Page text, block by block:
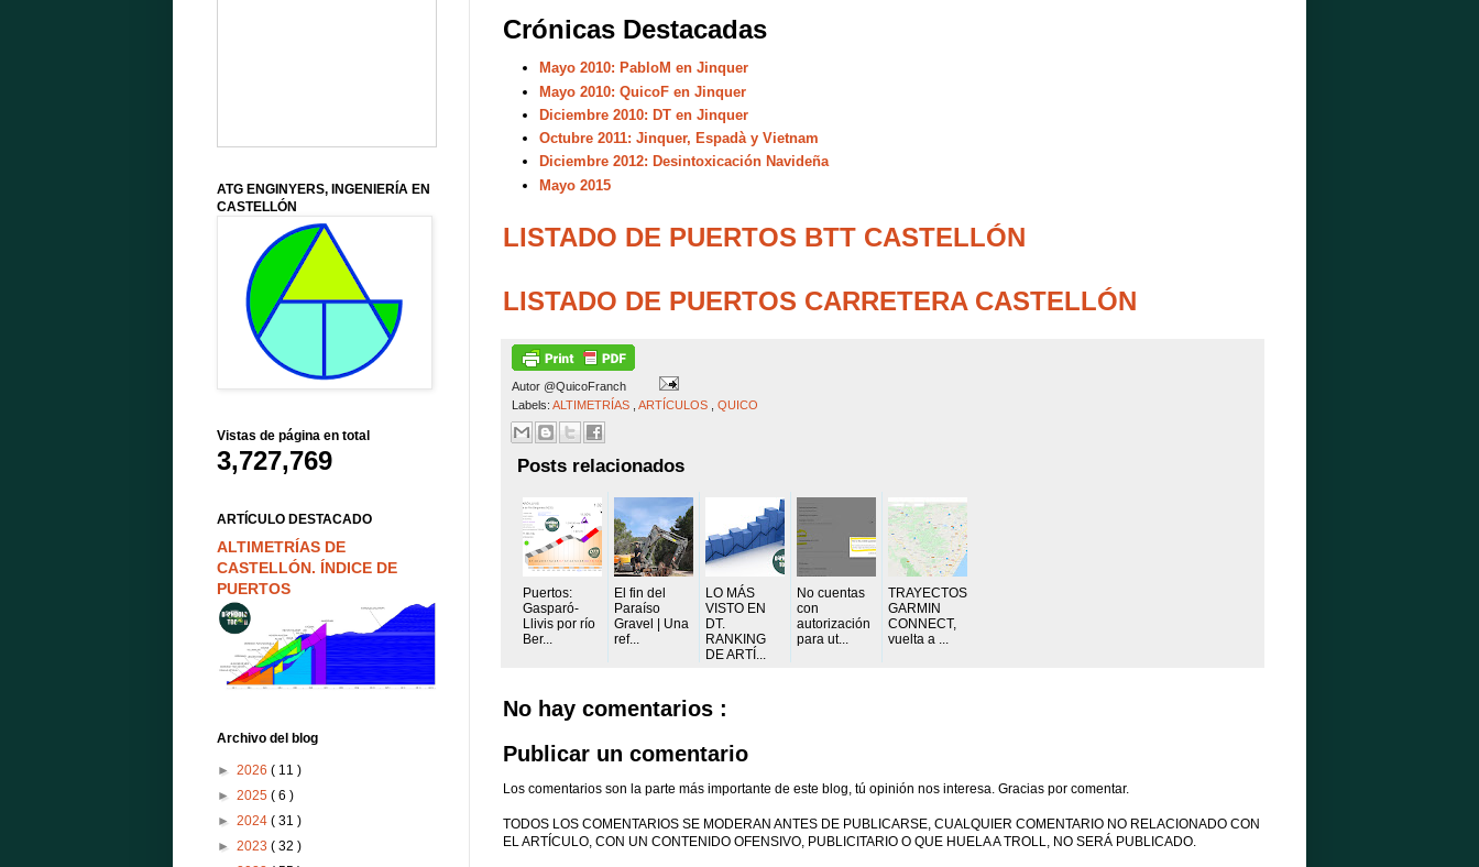
Crónicas Destacadas
Mayo 2010: PabloM en Jinquer
Mayo 2010: QuicoF en Jinquer
Diciembre 2010: DT en Jinquer
Octubre 2011: Jinquer, Espadà y Vietnam
Diciembre 2012: Desintoxicación Navideña
Mayo 2015
LISTADO DE PUERTOS BTT CASTELLÓN
LISTADO DE PUERTOS CARRETERA CASTELLÓN
Autor @QuicoFranch
Labels: ALTIMETRÍAS ARTÍCULOS QUICO
Posts relacionados
Puertos:
Gasparó-
Llivis por río
Ber...
El fin del
Paraíso
Gravel | Una
ref...
LO MÁS
VISTO EN
DT.
RANKING
DE ARTÍ...
No cuentas
con
autorización
para ut...
TRAYECTOS
GARMIN
CONNECT,
vuelta a ...
No hay comentarios :
Publicar un comentario
Los comentarios son la parte más importante de este blog, tú opinión nos interesa. Gracias por comentar.
TODOS LOS COMENTARIOS SE MODERAN ANTES DE PUBLICARSE, CUALQUIER COMENTARIO NO RELACIONADO CON
EL ARTÍCULO, CON UN CONTENIDO OFENSIVO, PUBLICITARIO O QUE HUELA A TROLL, NO SERÁ PUBLICADO.
ATG ENGINYERS, INGENIERÍA EN
CASTELLÓN
Vistas de página en total
3,727,769
ARTÍCULO DESTACADO
ALTIMETRÍAS DE
CASTELLÓN. ÍNDICE DE
PUERTOS
Archivo del blog
► 2026 ( 11 )
► 2025 ( 6 )
► 2024 ( 31 )
► 2023 ( 32 )